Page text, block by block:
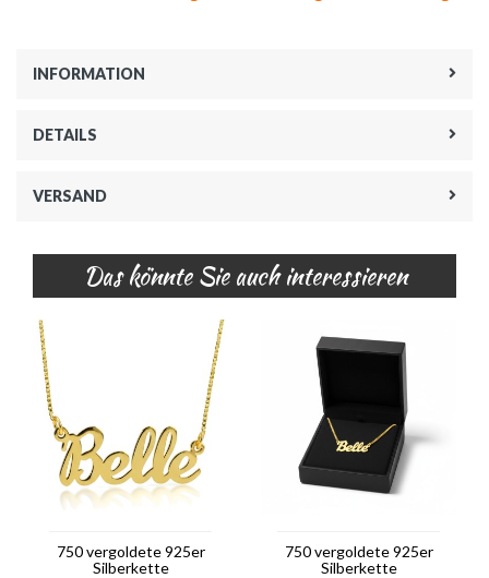
INFORMATION
DETAILS
VERSAND
Das könnte Sie auch interessieren
750 vergoldete 925er
Silberkette
750 vergoldete 925er
Silberkette